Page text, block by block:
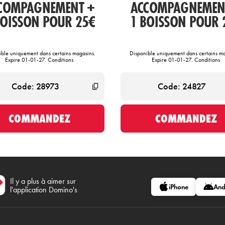
+
POUR 25€
uniquement dans certains magasins.
Expire 01-01-27. Conditions
COMMANDEZ
1 BOISSON POUR
Disponible uniquement dans certains
Expire 01-01-27. Conditions
COMMANDEZ
Il y a plus à aimer sur
l'application Domino's
iPhone